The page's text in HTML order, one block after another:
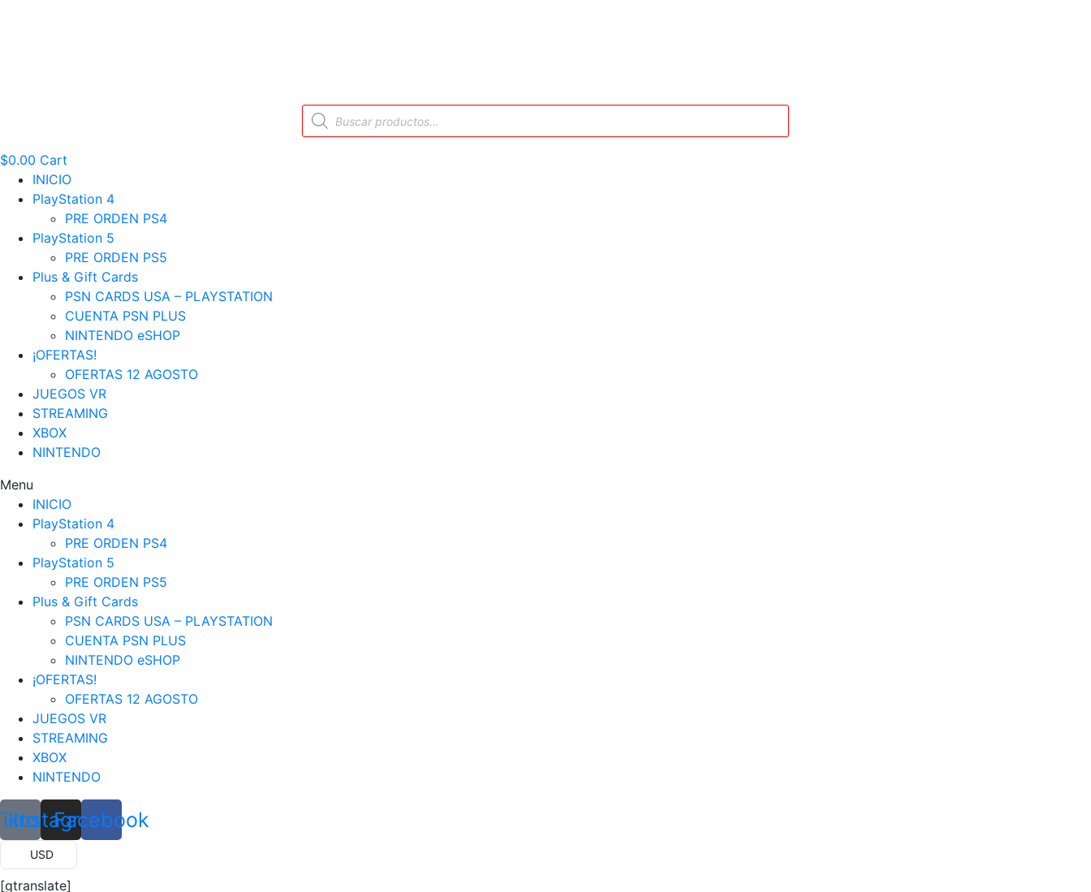
Búsqueda
de
productos
$0.00 Cart
INICIO
PlayStation 4
PRE ORDEN PS4
PlayStation 5
PRE ORDEN PS5
Plus & Gift Cards
PSN CARDS USA – PLAYSTATION
CUENTA PSN PLUS
NINTENDO eSHOP
¡OFERTAS!
OFERTAS 12 AGOSTO
JUEGOS VR
STREAMING
XBOX
NINTENDO
Menu
INICIO
PlayStation 4
PRE ORDEN PS4
PlayStation 5
PRE ORDEN PS5
Plus & Gift Cards
PSN CARDS USA – PLAYSTATION
CUENTA PSN PLUS
NINTENDO eSHOP
¡OFERTAS!
OFERTAS 12 AGOSTO
JUEGOS VR
STREAMING
XBOX
NINTENDO
Instagram
Facebook
USD
[gtranslate]